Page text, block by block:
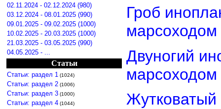
02.11.2024 - 02.12.2024 (980)
03.12.2024 - 08.01.2025 (990)
09.01.2025 - 09.02.2025 (1000)
10.02.2025 - 20.03.2025 (1000)
21.03.2025 - 03.05.2025 (990)
04.05.2025 - ...
Статьи
Статьи: раздел 1 (1024)
Статьи: раздел 2 (1006)
Статьи: раздел 3 (1000)
Статьи: раздел 4 (1044)
Гроб
марсоходом
Двуногий
марсоходом